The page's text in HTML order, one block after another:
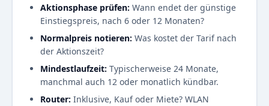
Aktionsphase prüfen: Wann endet der günstige
Einstiegspreis, nach 6 oder 12 Monaten?
Normalpreis notieren: Was kostet der Tarif nach
der Aktionszeit?
Mindestlaufzeit: Typischerweise 24 Monate,
manchmal auch 12 oder monatlich kündbar.
Router: Inklusive, Kauf oder Miete? WLAN